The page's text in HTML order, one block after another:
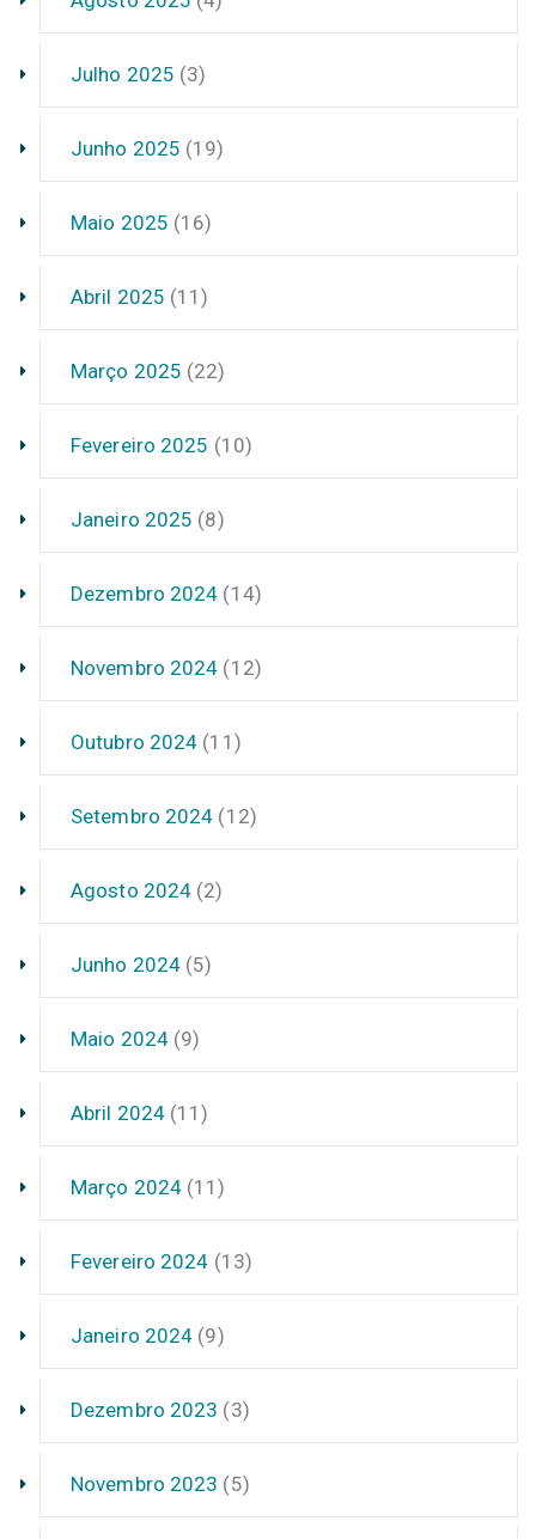
Julho 2025 (3)
Junho 2025 (19)
Maio 2025 (16)
Abril 2025 (11)
Março 2025 (22)
Fevereiro 2025 (10)
Janeiro 2025 (8)
Dezembro 2024 (14)
Novembro 2024 (12)
Outubro 2024 (11)
Setembro 2024 (12)
Agosto 2024 (2)
Junho 2024 (5)
Maio 2024(9)
Abril 2024 (11)
Março 2024 (11)
Fevereiro 2024 (13)
Janeiro 2024 (9)
Dezembro 2023 (3)
Novembro 2023 (5)